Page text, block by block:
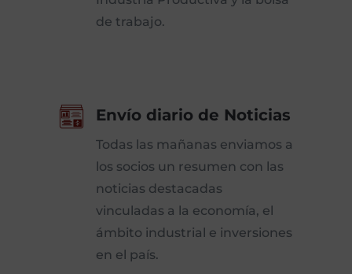
de trabajo.
Envío diario de Noticias
Todas las mañanas enviamos a
los socios un resumen con las
noticias destacadas
vinculadas a la economía, el
ámbito industrial e inversiones
en el país.